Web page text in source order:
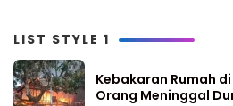
LIST STYLE 1
Kebakaran Rumah
Orang Meninggal